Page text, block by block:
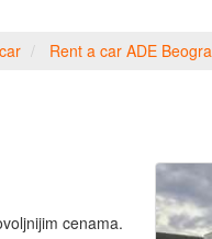
Rent a car ADE
cenama.